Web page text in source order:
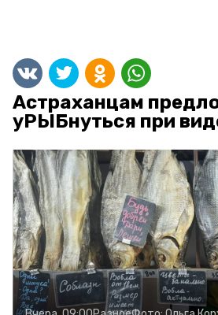
Астраханцам
уРЫБнуться при